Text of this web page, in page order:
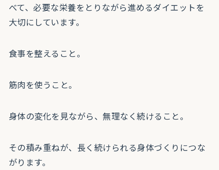
べて、必要な栄養をとりながら進めるダイエットを
大切にしています。
食事を整えること。
筋肉を使うこと。
身体の変化を見ながら、無理なく続けること。
その積み重ねが、長く続けられる身体づくりにつな
がります。